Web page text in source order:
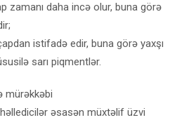
zamanı daha incə olur, buna görə
istifadə edir, buna görə yaxşı
sarı piqmentlər.
mürəkkəbi
əsasən müxtəlif üzvi